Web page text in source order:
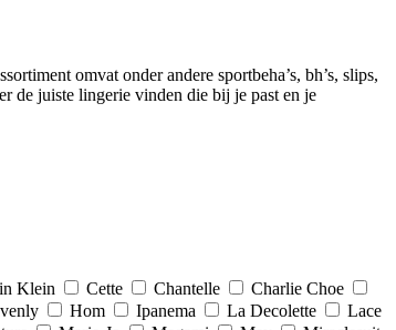
omvat onder andere sportbeha’s, bh’s, slips,
de juiste lingerie vinden die bij je past en je
Klein Cette Chantelle
Charlie Choe
Hom Ipanema La Decolette
Lace